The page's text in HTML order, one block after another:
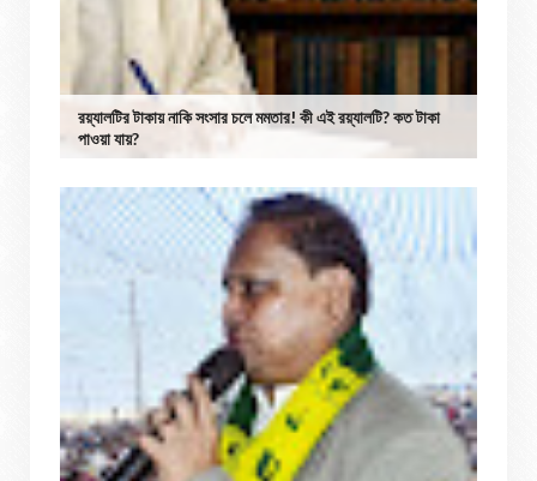
রয়্যালটির টাকায় নাকি সংসার চলে মমতার! কী এই রয়্যালটি? কত টাকা
পাওয়া যায়?